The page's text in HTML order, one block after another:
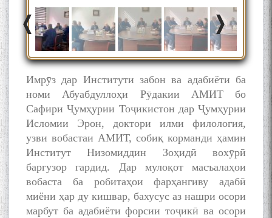
Имрӯз дар Институти забон ва адабиёти ба
номи Абуабдуллоҳи Рӯдакии АМИТ бо
Сафири Ҷумҳурии Тоҷикистон дар Ҷумҳурии
Исломии Эрон, доктори илми филология,
узви вобастаи АМИТ, собиқ корманди ҳамин
Институт Низомиддин Зоҳидӣ вохӯрӣ
баргузор гардид. Дар мулоқот масъалаҳои
вобаста ба робитаҳои фарҳангиву адабӣ
миёни ҳар ду кишвар, бахусус аз нашри осори
марбут ба адабиёти форсии тоҷикӣ ва осори
The Persian Gulf Beautiful
poetry from Устод Мумин
Қаноат (Ustod Mumin Qanoat)
and Master Mehryar
Mehrafarin about the conflict
of the name of the Persian
Gulf
Сайри Дарвоз бо Мӯъмин
Қаноат: Чанор ҳам "гап"
мезанад